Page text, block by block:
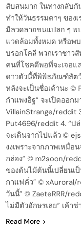
สับสนมาก ในทางกลับ
ทำให้วันธรรมดาๆ ของ
มีลวดลายขนแปลก ๆ
แวดล้อมทั้งหมด หรือพ
บรอกโคลี พวกเราชาว
คนที่โชคดีพอที่จะเจอแ
ดาวตัวนี้ที่พิพิธภัณฑ์สัตว์
หลังจะเป็นชื่อเค้านะ ©
กำแพงอิฐ” จะเปิดออก
VillainStrange/reddit
Put4696/reddit 4. “ป
จะเดินจากไปแล้ว ©
งงเพราะจากภาพเหมื่
กล่อง” © m2soon/
ของต้นไม้ต้นนี้เปลี่ยนเป็
กาแฟคั่ว” © xAuroral/
วันนี้” © ZaeteRRR/
ไม่มีตัวอักษรเลย” เค้า
Read More